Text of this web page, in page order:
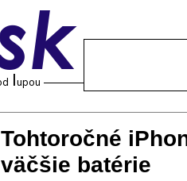
Tohtoročné
väčšie batérie